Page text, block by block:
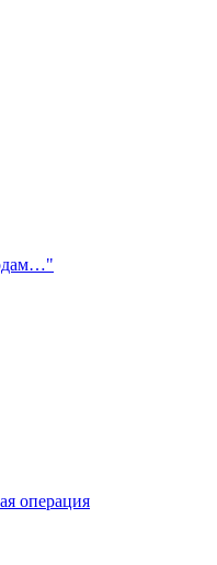
операция